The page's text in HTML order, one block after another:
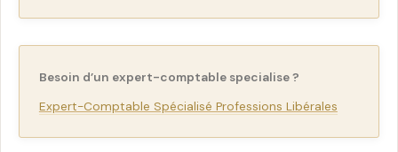
Besoin d’un expert-comptable specialise ?
Expert-Comptable Spécialisé Professions Libérales